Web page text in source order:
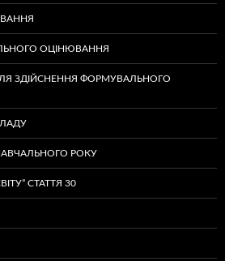
ОЦІНЮВАННЯ
ЗДІЙСНЕННЯ ФОРМУВАЛЬНОГО
РОКУ
СТАТТЯ 30